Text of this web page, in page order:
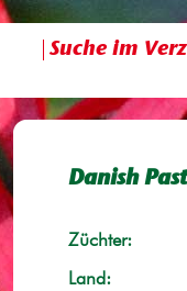
Suche im
Danish
Züchter:
Land: